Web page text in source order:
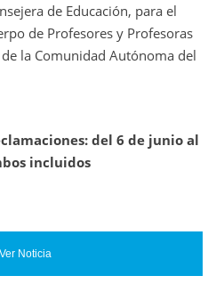
de Educación, para el
de Profesores y Profesoras
la Comunidad Autónoma del
del 6 de junio al
incluidos
Ver Noticia